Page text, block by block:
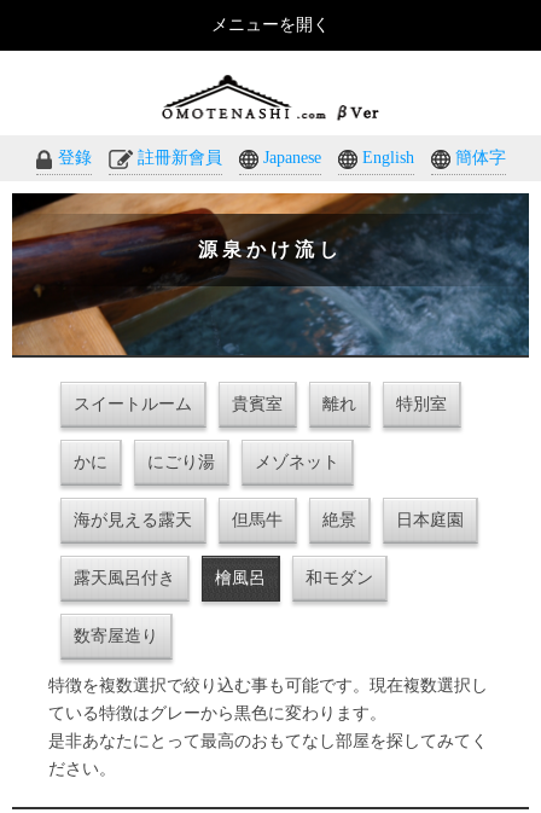
登錄 註冊新會員 Japanese English 簡体字
源泉かけ流し
スイートルーム 貴賓室 離れ 特別室
かに にごり湯 メゾネット
海が見える露天 但馬牛 絶景 日本庭園
露天風呂付き 檜風呂 和モダン
数寄屋造り
特徴を複数選択で絞り込む事も可能です。現在複数選択し
ている特徴はグレーから黒色に変わります。
是非あなたにとって最高のおもてなし部屋を探してみてく
ださい。
メニューを開く